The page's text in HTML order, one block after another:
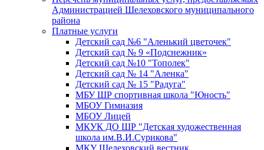
Администрацией Шелеховского муниципального
района
Платные услуги
Детский сад №6 "Аленький цветочек"
Детский сад № 9 «Подснежник»
Детский сад №10 "Тополек"
Детский сад № 14 "Аленка"
Детский сад № 15 "Радуга"
МБУ ШР спортивная школа "Юность"
МБОУ Гимназия
МБОУ Лицей
МКУК ДО ШР "Детская художественная
школа им.В.И.Сурикова"
МКУ Шелеховский вестник